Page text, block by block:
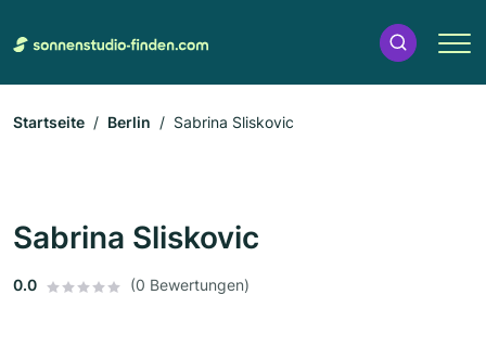
Startseite Berlin Sabrina Sliskovic
Sabrina Sliskovic
0.0 (0 Bewertungen)